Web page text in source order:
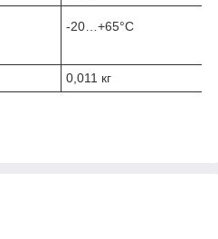
-20…+65°C
0,011 кг